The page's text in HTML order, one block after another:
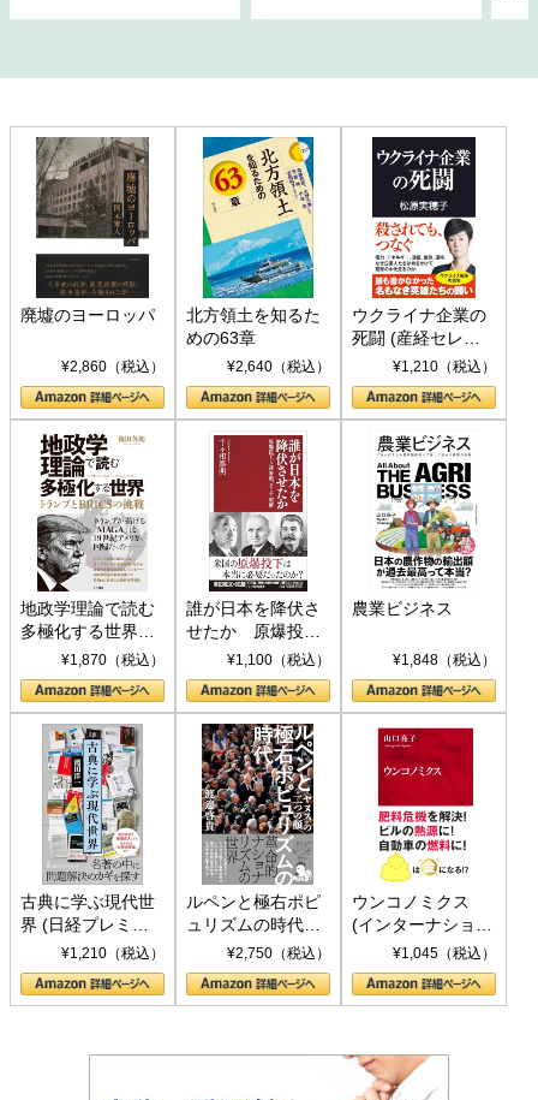
廃墟のヨーロッパ
¥2,860（税込）
北方領土を知るた
めの63章
¥2,640（税込）
ウクライナ企業の
死闘 (産経セレク
ト S 039)¥1,210（税込）
地政学理論で読む
多極化する世界：
トランプとBRICS
の挑戦
¥1,870（税込）
誰が日本を降伏さ
せたか 原爆投
下、ソ連参戦、そ
して聖断 (PHP新
書)
¥1,100（税込）
農業ビジネス
¥1,848（税込）
古典に学ぶ現代世
界 (日経プレミア
シリーズ)¥1,210（税込）
ルペンと極右ポピ
ュリズムの時代：
〈ヤヌス〉の二つ
の顔
¥2,750（税込）
ウンコノミクス
(インターナショナ
ル新書)¥1,045（税込）